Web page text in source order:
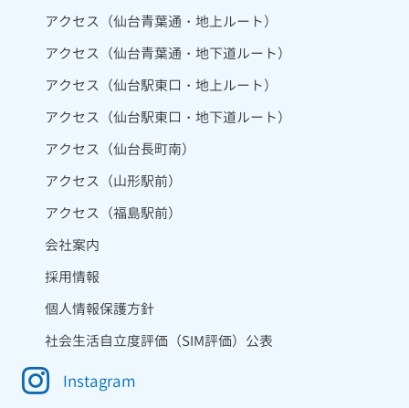
アクセス（仙台青葉通・地上ルート）
アクセス（仙台青葉通・地下道ルート）
アクセス（仙台駅東口・地上ルート）
アクセス（仙台駅東口・地下道ルート）
アクセス（仙台長町南）
アクセス（山形駅前）
アクセス（福島駅前）
会社案内
採用情報
個人情報保護方針
社会生活自立度評価（SIM評価）公表
Instagram